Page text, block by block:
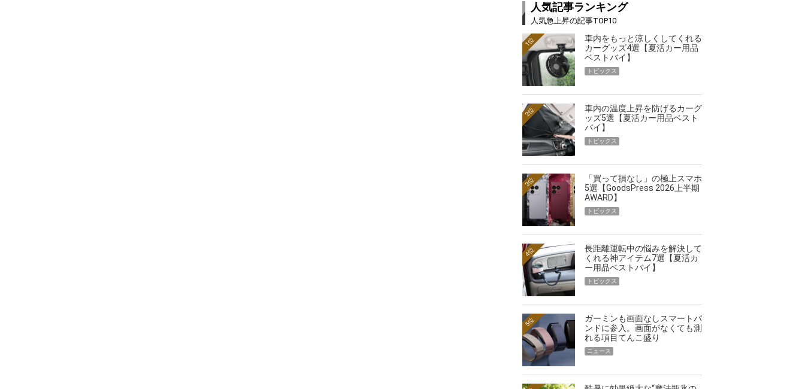
人気記事ランキング
人気急上昇の記事TOP10
車内をもっと涼しくしてくれる
カーグッズ4選【夏活カー用品
ベストバイ】
1位
トピックス
車内の温度上昇を防げるカーグ
ッズ5選【夏活カー用品ベスト
バイ】
2位
トピックス
「買って損なし」の極上スマホ
5選【GoodsPress 2026上半期
AWARD】
3位
トピックス
長距離運転中の悩みを解決して
くれる神アイテム7選【夏活カ
ー用品ベストバイ】
4位
トピックス
ガーミンも画面なしスマートバ
ンドに参入。画面がなくても測
れる項目てんこ盛り
5位
ニュース